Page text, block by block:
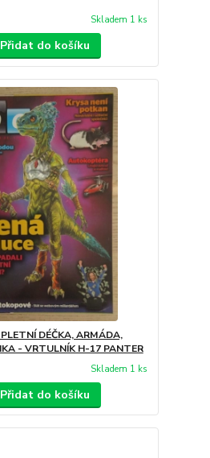
Skladem 1 ks
Přidat do košíku
DÉČKA, ARMÁDA,
- VRTULNÍK H-17 PANTER
Skladem 1 ks
Přidat do košíku